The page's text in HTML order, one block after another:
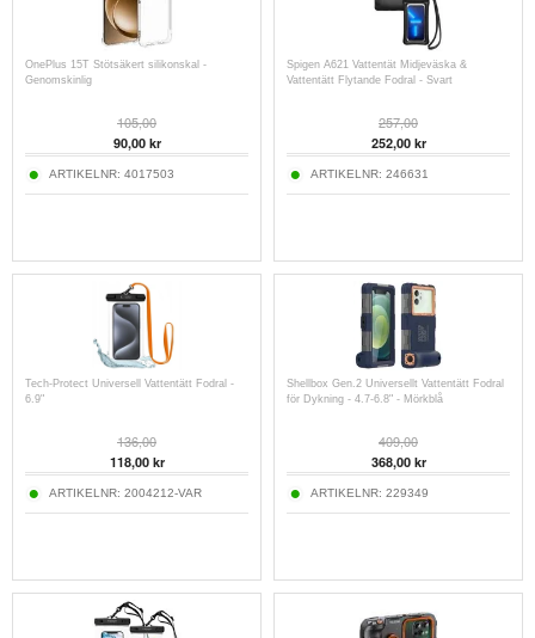
OnePlus 15T Stötsäkert silikonskal -
Genomskinlig
105,00
90,00kr
ARTIKELNR: 4017503
Spigen A621 Vattentät Midjeväska &
Vattentätt Flytande Fodral - Svart
257,00
252,00kr
ARTIKELNR: 246631
Tech-Protect Universell Vattentätt Fodral -
6.9"
136,00
118,00kr
ARTIKELNR: 2004212-VAR
Shellbox Gen.2 Universellt Vattentätt Fodral
för Dykning - 4.7-6.8" - Mörkblå
409,00
368,00kr
ARTIKELNR: 229349